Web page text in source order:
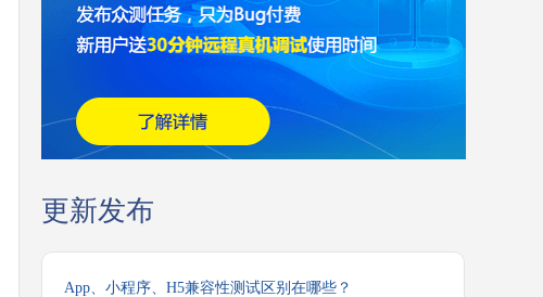
更新发布
App、小程序、H5兼容性测试区别在哪些？